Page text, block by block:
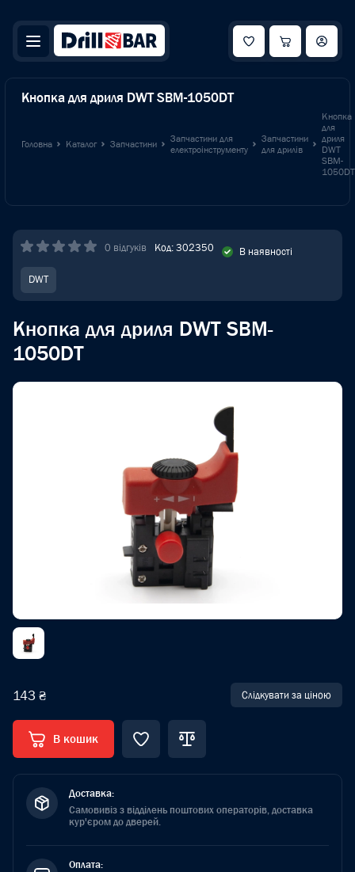
Кнопка для дриля DWT SBM-1050DT
Головна Каталог Запчастини
Запчастини для
електроінструменту
Запчастини
для дрилів
Кнопка
для
дриля
DWT
SBM-
1050DT
0 відгуків Код: 302350 В наявності
DWT
Кнопка для дриля DWT SBM-
1050DT
143 ₴ Слідкувати за ціною
В кошик
Доставка:
Самовивіз з відділень поштових операторів, доставка
кур'єром до дверей.
Оплата: